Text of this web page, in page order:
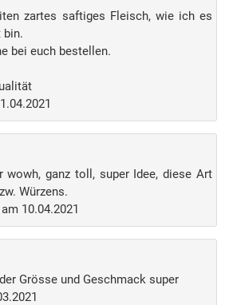
zartes saftiges Fleisch, wie ich es
bin.
bei euch bestellen.
wowh, ganz toll, super Idee, diese Art
Würzens.
10.04.2021
Grösse und Geschmack super